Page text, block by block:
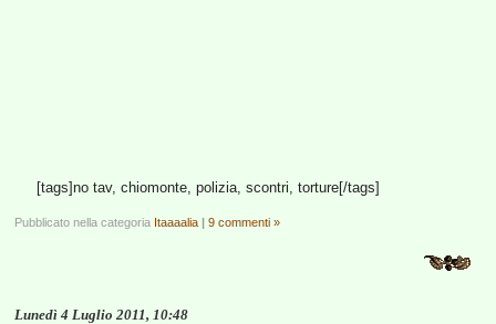
[tags]no tav, chiomonte, polizia, scontri, torture[/tags]
Pubblicato nella categoria Itaaaalia | 9 commenti »
Lunedì 4 Luglio 2011, 10:48